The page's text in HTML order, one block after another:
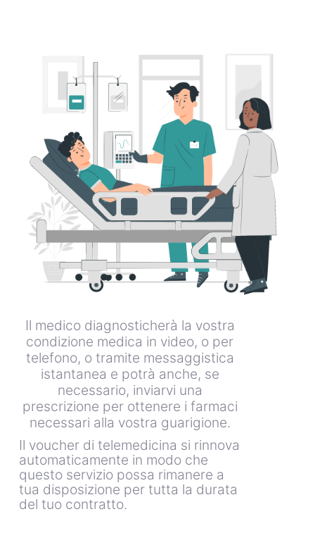
Il medico diagnosticherà la vostra
condizione medica in video, o per
telefono, o tramite messaggistica
istantanea e potrà anche, se
necessario, inviarvi una
prescrizione per ottenere i farmaci
necessari alla vostra guarigione.
Il voucher di telemedicina si rinnova
automaticamente in modo che
questo servizio possa rimanere a
tua disposizione per tutta la durata
del tuo contratto.